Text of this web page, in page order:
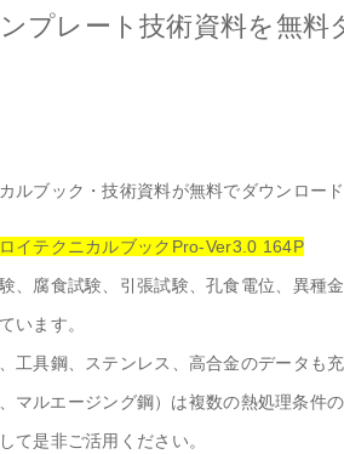
プレート技術資料を無
ルブック・技術資料が無料でダウンロー
イテクニカルブックPro-Ver3.0 164P
、腐⾷試験、引張試験、孔食電位、異種
います。
⼯具鋼、ステンレス、⾼合⾦のデータも
マルエージング鋼）は複数の熱処理条件
て是非ご活⽤ください。